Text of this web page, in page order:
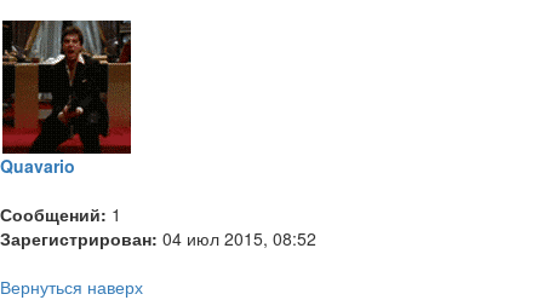
Quavario
Сообщений: 1
Зарегистрирован: 04 июл 2015, 08:52
Вернуться наверх